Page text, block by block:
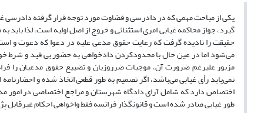
یکی از مباحث مهمی که در دادرسی و قضاوت مورد توجه قرار گرفته
گیرد، جواز محاکمه غیابی امری استثنائی و خروج از اصل اولیه است، لذا
حقیقت را نادیده گرفت که رعایت حقوق مدعی علیه در دعوا که دعوت و
می‌شود اما در عین حال با محدودکردن دادخواهی به حضور بی قید و شرط
مزبور علیرغم ضرورت آن، موجبات ضرروزیان و تضییع حقوق مدعیان
طور غیابی صادر شده است و قانونگذار فرانسه فقط واخواهی احکام